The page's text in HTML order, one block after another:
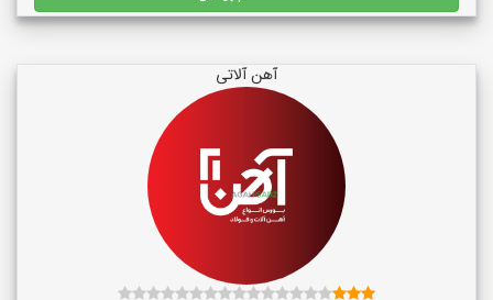
آهن آلاتی